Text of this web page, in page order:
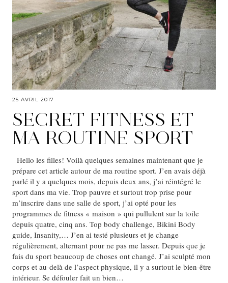
25 AVRIL 2017
SECRET FITNESS ET
MA ROUTINE SPORT
Hello les filles! Voilà quelques semaines maintenant que je
prépare cet article autour de ma routine sport. J’en avais déjà
parlé il y a quelques mois, depuis deux ans, j’ai réintégré le
sport dans ma vie. Trop pauvre et surtout trop prise pour
m’inscrire dans une salle de sport, j’ai opté pour les
programmes de fitness « maison » qui pullulent sur la toile
depuis quatre, cinq ans. Top body challenge, Bikini Body
guide, Insanity,… J’en ai testé plusieurs et je change
régulièrement, alternant pour ne pas me lasser. Depuis que je
fais du sport beaucoup de choses ont changé. J’ai sculpté mon
corps et au-delà de l’aspect physique, il y a surtout le bien-être
intérieur. Se défouler fait un bien…